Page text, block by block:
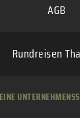
AGB
Rundreisen